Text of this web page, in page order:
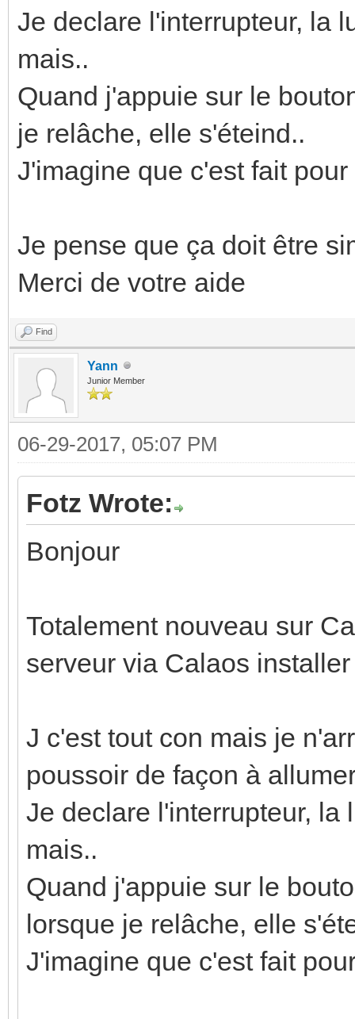
Je declare l'interrupteur, la
mais..
Quand j'appuie sur le
je relâche, elle s'éteind..
J'imagine que c'est fait
Je pense que ça doit être
Merci de votre aide
Find
Yann
Junior Member
06-29-2017, 05:07 PM
Fotz Wrote:
Bonjour
Totalement nouveau sur
serveur via Calaos
J c'est tout con mais je
poussoir de façon à
Je declare l'interrupteur, la
mais..
Quand j'appuie sur le
lorsque je relâche, elle
J'imagine que c'est fait